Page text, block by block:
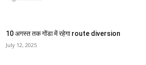
10 अगस्त तक गोंडा में रहेगा route diversion
July 12, 2025